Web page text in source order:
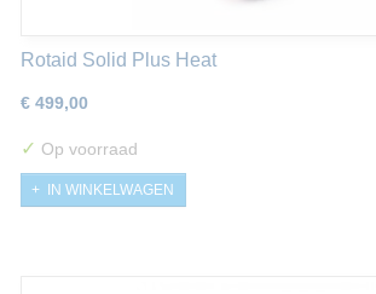
Rotaid Solid Plus Heat
€ 499,00
✓ Op voorraad
IN WINKELWAGEN